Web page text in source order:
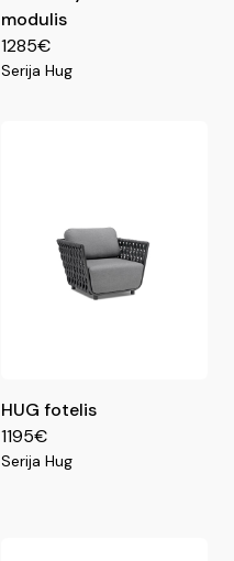
modulis
1285€
Serija Hug
HUG fotelis
1195€
Serija Hug